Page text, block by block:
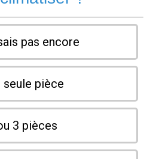
pas encore
seule pièce
3 pièces